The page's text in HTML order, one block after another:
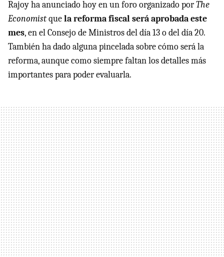
Rajoy ha anunciado hoy en un foro organizado porThe
Economistquela reforma fiscal será aprobada este
mes, en el Consejo de Ministros del día 13 o del día 20.
También ha dado alguna pincelada sobre cómo será la
reforma, aunque como siempre faltan los detalles más
importantes para poder evaluarla.